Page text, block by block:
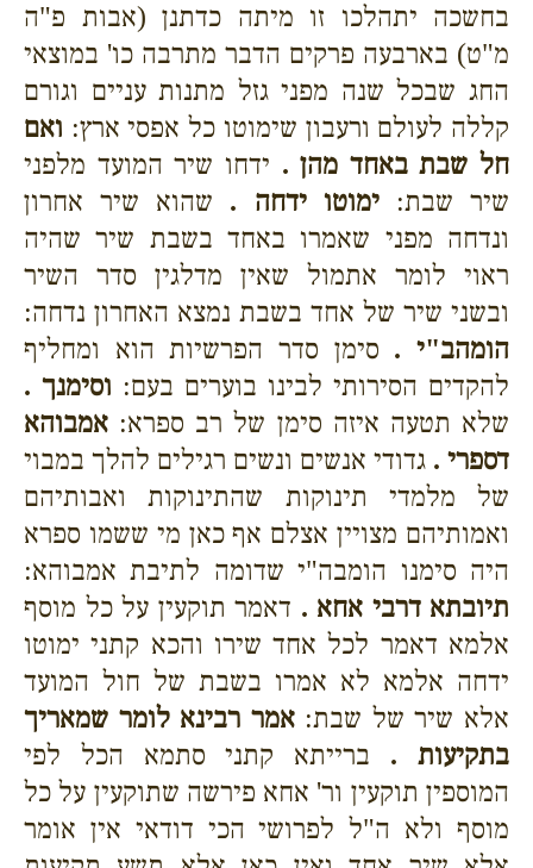
בחשכה יתהלכו זו מיתה כדתנן (אבות פ"ה
מ"ט) בארבעה פרקים הדבר מתרבה כו' במוצאי
החג שבכל שנה מפני גזל מתנות עניים וגורם
קללה לעולם ורעבון שימוטו כל אפסי ארץ: ואם
חל שבת באחד מהן . ידחו שיר המועד מלפני
שיר שבת:ימוטו ידחה . שהוא שיר אחרון
ונדחה מפני שאמרו באחד בשבת שיר שהיה
ראוי לומר אתמול שאין מדלגין סדר השיר
ובשני שיר של אחד בשבת נמצא האחרון נדחה:
הומהב"י . סימן סדר הפרשיות הוא ומחליף
להקדים הסירותי לבינו בוערים בעם: וסימנך .
שלא תטעה איזה סימן של רב ספרא: אמבוהא
דספרי . גדודי אנשים ונשים רגילים להלך במבוי
של מלמדי תינוקות שהתינוקות ואבותיהם
ואמותיהם מצויין אצלם אף כאן מי ששמו ספרא
היה סימנו הומבה"י שדומה לתיבת אמבוהא:
תיובתא דרבי אחא . דאמר תוקעין על כל מוסף
אלמא דאמר לכל אחד שירו והכא קתני ימוטו
ידחה אלמא לא אמרו בשבת של חול המועד
אלא שיר של שבת:אמר רבינא לומר שמאריך
בתקיעות . ברייתא קתני סתמא הכל לפי
המוספין תוקעין ור' אחא פירשה שתוקעין על כל
מוסף ולא ה"ל לפרושי הכי דודאי אין אומר